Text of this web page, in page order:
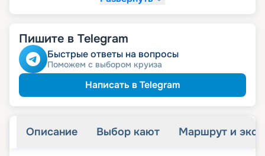
Пишите в Telegram
Быстрые ответы на вопросы
Поможем с выбором круиза
Написать в Telegram
Описание Выбор кают Маршрут и